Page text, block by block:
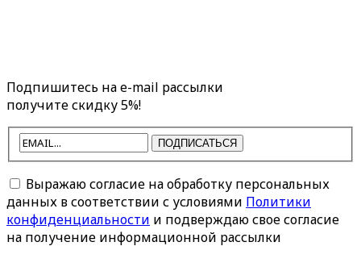
Подпишитесь на e-mail рассылки
получите скидку 5%!
ПОДПИСАТЬСЯ
Выражаю согласие на обработку персональных
данных в соответствии с условиями Политики
конфиденциальности и подверждаю свое согласие
на получение информационной рассылки